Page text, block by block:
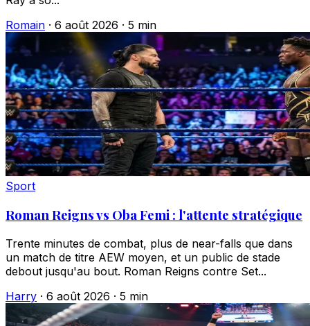
Romain · 6 août 2026 · 5 min
Sport
Roman Reigns vs Oba Femi : l'attente stratégique
Trente minutes de combat, plus de near-falls que dans
un match de titre AEW moyen, et un public de stade
debout jusqu'au bout. Roman Reigns contre Set...
Harry · 6 août 2026 · 5 min